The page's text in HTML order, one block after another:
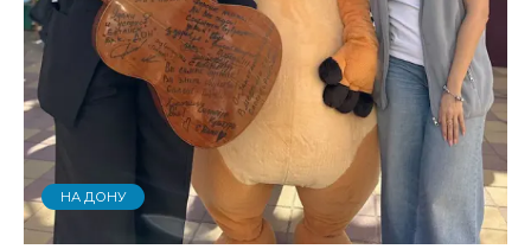
НА ДОНУ